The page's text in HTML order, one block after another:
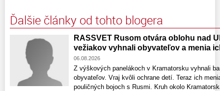
Ďalšie články od tohto blogera
RASSVET Rusom otvára oblohu nad
vežiakov vyhnali obyvateľov a menia
06.08.2026
Z výškových panelákoch v Kramatorsku vyhnali
obyvateľov. Vraj kvôli ochrane detí. Teraz ich
pouličných bojoch s Rusmi. Kruh okolo